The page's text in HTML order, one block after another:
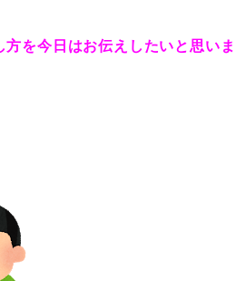
を今日はお伝えしたいと思いま